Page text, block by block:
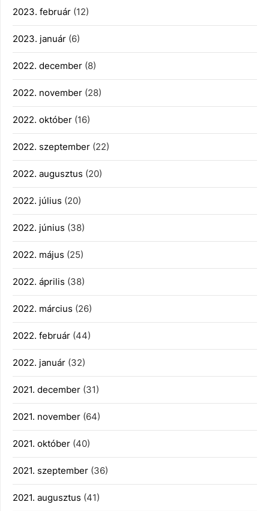
2023. február (12)
2023. január (6)
2022. december (8)
2022. november (28)
2022. október (16)
2022. szeptember (22)
2022. augusztus (20)
2022. július (20)
2022. június (38)
2022. május (25)
2022. április (38)
2022. március (26)
2022. február (44)
2022. január (32)
2021. december (31)
2021. november (64)
2021. október (40)
2021. szeptember (36)
2021. augusztus (41)